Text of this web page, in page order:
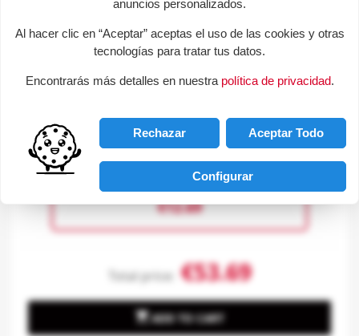
Deco set office furniture.
€12.69
Total price: €53.69
ADD TO CART
anuncios personalizados.
Al hacer clic en “Aceptar” aceptas el uso de las cookies y otras
tecnologías para tratar tus datos.
Encontrarás más detalles en nuestra política de privacidad.
Aceptar Todo
Configurar
Rechazar